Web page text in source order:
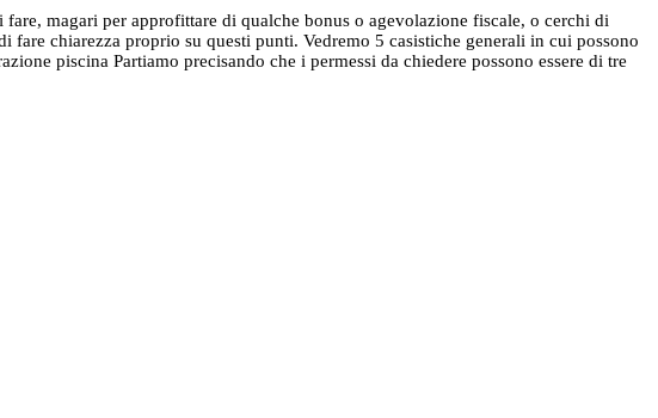
magari per approfittare di qualche bonus o agevolazione fiscale, o cerchi di
chiarezza proprio su questi punti. Vedremo 5 casistiche generali in cui possono
piscina Partiamo precisando che i permessi da chiedere possono essere di tre